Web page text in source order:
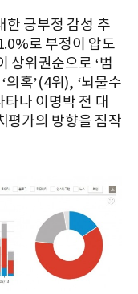
한 긍부정 감성 추
로 부정이 압도
상위권순으로 ‘범
의혹’(4위), ‘뇌물수
나 이명박 전 대
평가의 방향을 짐작